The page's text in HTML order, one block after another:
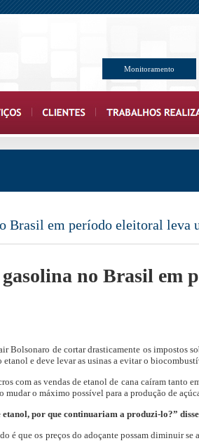
Monitoramento
Brasil em período eleitoral leva
no Brasil em
Bolsonaro de cortar drasticamente os impostos
e deve levar as usinas a evitar o
com as vendas de etanol de cana caíram tanto
o máximo possível para a produção de
etanol, por que continuariam a produzi-lo?”
é que os preços do adoçante possam diminuir se